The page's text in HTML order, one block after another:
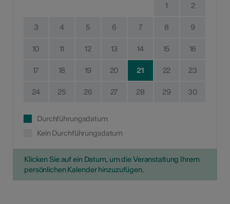
1 2
3 4 5 6 7 8 9
10 11 12 13 14 15 16
17 18 19 20 21 22 23
24 25 26 27 28 29 30
Durchführungsdatum
Kein Durchführungsdatum
Klicken Sie auf ein Datum, um die Veranstaltung Ihrem
persönlichen Kalender hinzuzufügen.